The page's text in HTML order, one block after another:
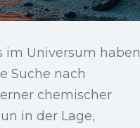
im Universum haben
Suche nach
chemischer
in der Lage,